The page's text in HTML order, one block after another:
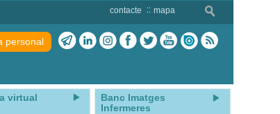
contacte mapa
personal
virtual
Banc Imatges
Infermeres